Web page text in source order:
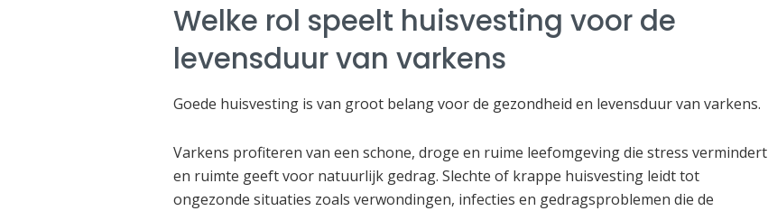
Welke rol speelt huisvesting voor de
levensduur van varkens
Goede huisvesting is van groot belang voor de gezondheid en levensduur van varkens.
Varkens profiteren van een schone, droge en ruime leefomgeving die stress vermindert
en ruimte geeft voor natuurlijk gedrag. Slechte of krappe huisvesting leidt tot
ongezonde situaties zoals verwondingen, infecties en gedragsproblemen die de